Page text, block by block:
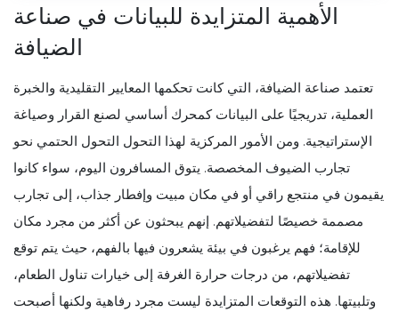
الأهمية المتزايدة للبيانات في صناعة
الضيافة
تعتمد صناعة الضيافة، التي كانت تحكمها المعايير التقليدية والخبرة
العملية، تدريجيًا على البيانات كمحرك أساسي لصنع القرار وصياغة
الإستراتيجية. ومن الأمور المركزية لهذا التحول التحول الحتمي نحو
تجارب الضيوف المخصصة. يتوق المسافرون اليوم، سواء كانوا
يقيمون في منتجع راقي أو في مكان مبيت وإفطار جذاب، إلى تجارب
مصممة خصيصًا لتفضيلاتهم. إنهم يبحثون عن أكثر من مجرد مكان
للإقامة؛ فهم يرغبون في بيئة يشعرون فيها بالفهم، حيث يتم توقع
تفضيلاتهم، من درجات حرارة الغرفة إلى خيارات تناول الطعام،
وتلبيتها. هذه التوقعات المتزايدة ليست مجرد رفاهية ولكنها أصبحت